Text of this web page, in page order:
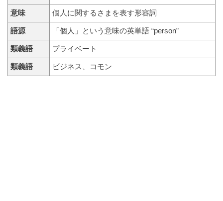
意味 個人に関するさまを表す形容詞
語源 「個人」という意味の英単語 “person”
類義語 プライベート
類義語 ビジネス、コモン